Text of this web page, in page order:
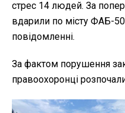
стрес 14 людей. За
вдарили по місту ФАБ-
повідомленні.
За фактом порушення
правоохоронці